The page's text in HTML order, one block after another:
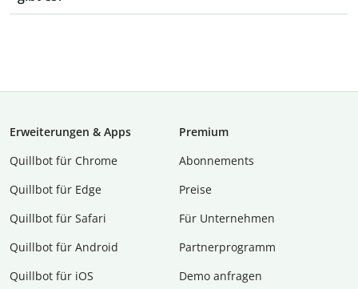
Erweiterungen & Apps
Quillbot für Chrome
Quillbot für Edge
Quillbot für Safari
Quillbot für Android
Quillbot für iOS
Premium
Abon­ne­ments
Preise
Für Unternehmen
Partnerprogramm
Demo anfragen